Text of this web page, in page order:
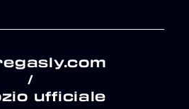
/
ufficiale